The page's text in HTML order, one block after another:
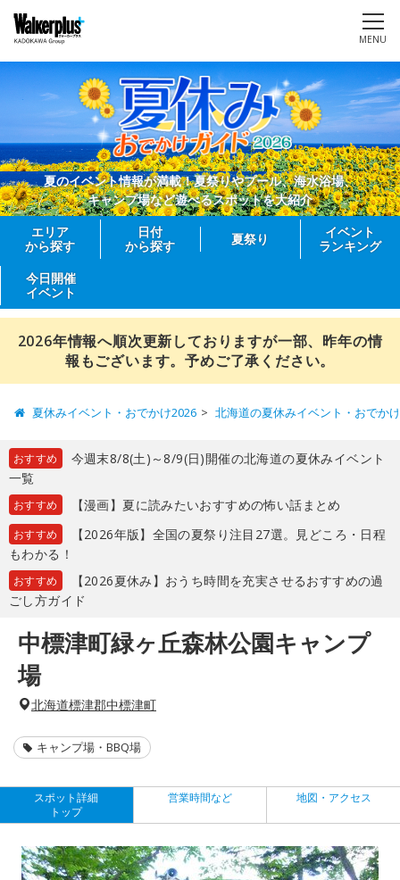
MENU
夏のイベント情報が満載！夏祭りやプール、海水浴場、
キャンプ場など遊べるスポットを大紹介
エリア
から探す
日付
から探す
夏祭り
イベント
ランキング
今日開催
イベント
2026年情報へ順次更新しておりますが一部、昨年の情
報もございます。予めご了承ください。
夏休みイベント・おでかけ2026 北海道の夏休みイベント・おでか
おすすめ
今週末8/8(土)～8/9(日)開催の北海道の夏休みイベント
一覧
おすすめ 【漫画】夏に読みたいおすすめの怖い話まとめ
おすすめ
【2026年版】全国の夏祭り注目27選。見どころ・日程
もわかる！
おすすめ
【2026夏休み】おうち時間を充実させるおすすめの過
ごし方ガイド
中標津町緑ヶ丘森林公園キャンプ
場
北海道標津郡中標津町
キャンプ場・BBQ場
スポット詳細
トップ
営業時間など 地図・アクセス